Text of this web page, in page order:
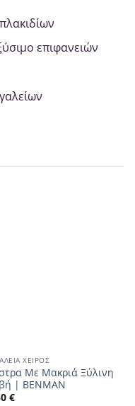
επιφανειών
ΧΕΙΡΌΣ
Με Μακριά Ξύλινη
| ΒΕΝΜΑΝ
€